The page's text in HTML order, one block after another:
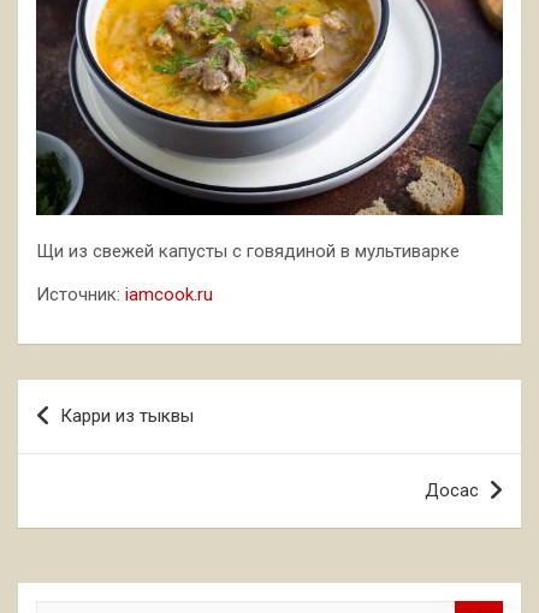
Щи из свежей капусты с говядиной в мультиварке
Источник: iamcook.ru
Навигация
по
Карри из тыквы
Досас